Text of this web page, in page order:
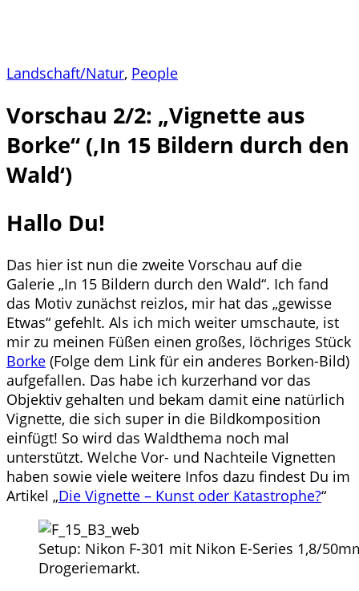
Landschaft/Natur, People
Vorschau 2/2: „Vignette aus
Borke“ (‚In 15 Bildern durch den
Wald‘)
Hallo Du!
Das hier ist nun die zweite Vorschau auf die
Galerie „In 15 Bildern durch den Wald“. Ich fand
das Motiv zunächst reizlos, mir hat das „gewisse
Etwas“ gefehlt. Als ich mich weiter umschaute, ist
mir zu meinen Füßen einen großes, löchriges Stück
Borke (Folge dem Link für ein anderes Borken-Bild)
aufgefallen. Das habe ich kurzerhand vor das
Objektiv gehalten und bekam damit eine natürlich
Vignette, die sich super in die Bildkomposition
einfügt! So wird das Waldthema noch mal
unterstützt. Welche Vor- und Nachteile Vignetten
haben sowie viele weitere Infos dazu findest Du im
Artikel „Die Vignette – Kunst oder Katastrophe?“
Setup: Nikon F-301 mit Nikon E-Series 1,8/
Drogeriemarkt.